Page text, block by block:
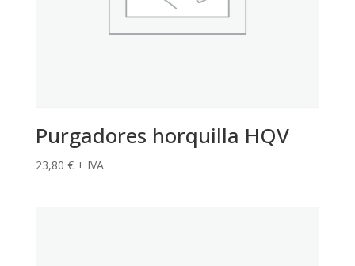
Purgadores horquilla HQV
23,80 € + IVA